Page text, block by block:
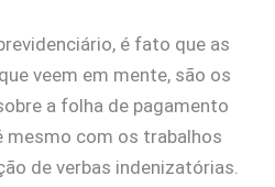
é fato que as
veem em mente, são os
a folha de pagamento
mesmo com os trabalhos
de verbas indenizatórias.